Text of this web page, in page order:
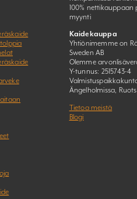
100% nettikauppaan
myynti
Kaidekauppa
Yhtiönimemme on
Sweden AB
Olemme
Y-tunnus: 2515743-4
Ängelholmissa,
Tietoa meistä
Blogi